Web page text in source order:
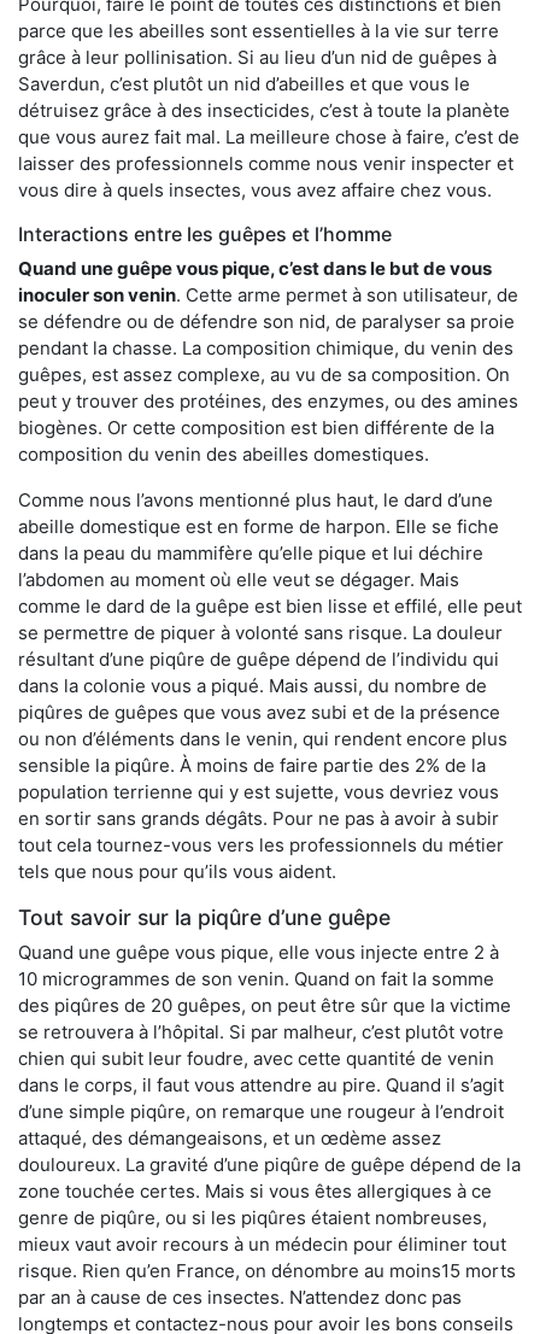
parce que les abeilles sont essentielles à la vie sur terre
grâce à leur pollinisation. Si au lieu d’un nid de guêpes à
Saverdun, c’est plutôt un nid d’abeilles et que vous le
détruisez grâce à des insecticides, c’est à toute la planète
que vous aurez fait mal. La meilleure chose à faire, c’est de
laisser des professionnels comme nous venir inspecter et
vous dire à quels insectes, vous avez affaire chez vous.
Interactions entre les guêpes et l’homme
Quand une guêpe vous pique, c’est dans le but de vous
inoculer son venin. Cette arme permet à son utilisateur, de
se défendre ou de défendre son nid, de paralyser sa proie
pendant la chasse. La composition chimique, du venin des
guêpes, est assez complexe, au vu de sa composition. On
peut y trouver des protéines, des enzymes, ou des amines
biogènes. Or cette composition est bien différente de la
composition du venin des abeilles domestiques.
Comme nous l’avons mentionné plus haut, le dard d’une
abeille domestique est en forme de harpon. Elle se fiche
dans la peau du mammifère qu’elle pique et lui déchire
l’abdomen au moment où elle veut se dégager. Mais
comme le dard de la guêpe est bien lisse et effilé, elle peut
se permettre de piquer à volonté sans risque. La douleur
résultant d’une piqûre de guêpe dépend de l’individu qui
dans la colonie vous a piqué. Mais aussi, du nombre de
piqûres de guêpes que vous avez subi et de la présence
ou non d’éléments dans le venin, qui rendent encore plus
sensible la piqûre. À moins de faire partie des 2% de la
population terrienne qui y est sujette, vous devriez vous
en sortir sans grands dégâts. Pour ne pas à avoir à subir
tout cela tournez-vous vers les professionnels du métier
tels que nous pour qu’ils vous aident.
Tout savoir sur la piqûre d’une guêpe
Quand une guêpe vous pique, elle vous injecte entre 2 à
10 microgrammes de son venin. Quand on fait la somme
des piqûres de 20 guêpes, on peut être sûr que la victime
se retrouvera à l’hôpital. Si par malheur, c’est plutôt votre
chien qui subit leur foudre, avec cette quantité de venin
dans le corps, il faut vous attendre au pire. Quand il s’agit
d’une simple piqûre, on remarque une rougeur à l’endroit
attaqué, des démangeaisons, et un œdème assez
douloureux. La gravité d’une piqûre de guêpe dépend de la
zone touchée certes. Mais si vous êtes allergiques à ce
genre de piqûre, ou si les piqûres étaient nombreuses,
mieux vaut avoir recours à un médecin pour éliminer tout
risque. Rien qu’en France, on dénombre au moins15 morts
par an à cause de ces insectes. N’attendez donc pas
longtemps et contactez-nous pour avoir les bons conseils